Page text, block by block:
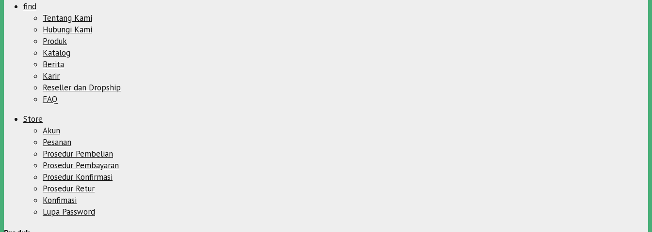
find
Tentang Kami
Hubungi Kami
Produk
Katalog
Berita
Karir
Reseller dan Dropship
FAQ
Store
Akun
Pesanan
Prosedur Pembelian
Prosedur Pembayaran
Prosedur Konfirmasi
Prosedur Retur
Konfimasi
Lupa Password